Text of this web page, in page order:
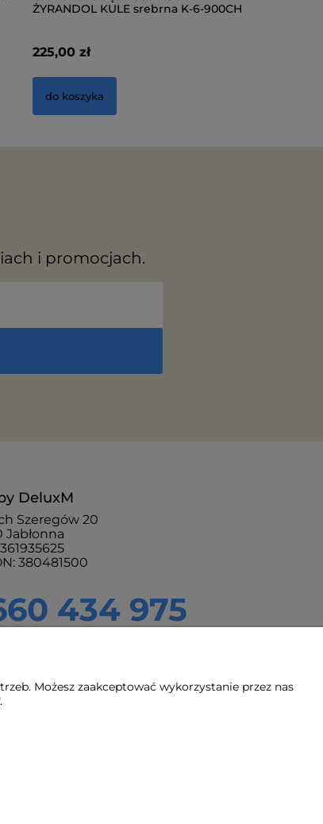
ŻYRANDOL KULE srebrna K-6-900CH
225,00 zł
do koszyka
i promocjach.
DeluxM
Szeregów 20
Jabłonna
380481500
434 975
Możesz zaakceptować wykorzystanie przez nas